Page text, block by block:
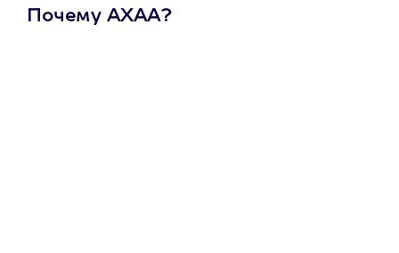
Почему АХАА?